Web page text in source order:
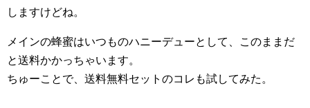
しますけどね。
メインの蜂蜜はいつものハニーデューとして、このままだ
と送料かかっちゃいます。
ちゅーことで、送料無料セットのコレも試してみた。